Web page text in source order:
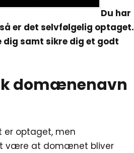
Du har
er det selvfølgelig optaget.
dig samt sikre dig et godt
domænenavn
optaget, men
være at domænet bliver